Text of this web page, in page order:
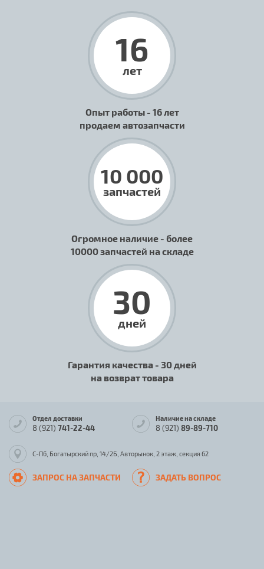
16
лет
Опыт работы - 16 лет
продаем автозапчасти
10 000
запчастей
Огромное наличие - более
10000 запчастей на складе
30
дней
Гарантия качества - 30 дней
на возврат товара
Отдел доставки
8 (921) 741-22-44
Наличие на складе
8 (921) 89-89-710
С-Пб, Богатырский пр, 14/2Б, Авторынок, 2 этаж, секция 62
ЗАПРОС НА ЗАПЧАСТИ ЗАДАТЬ ВОПРОС